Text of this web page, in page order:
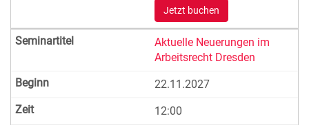
Jetzt buchen
Aktuelle Neuerungen im
Arbeitsrecht Dresden
22.11.2027
12:00